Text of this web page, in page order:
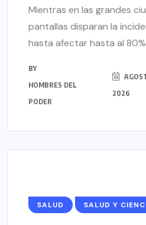
Mientras en las grandes
pantallas disparan la
hasta afectar hasta al
BY
HOMBRES DEL
PODER
2026
SALUD SALUD Y